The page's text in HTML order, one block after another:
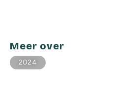
Meer over
2024